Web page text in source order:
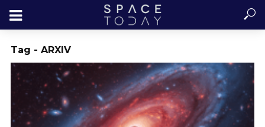
Tag - ARXIV